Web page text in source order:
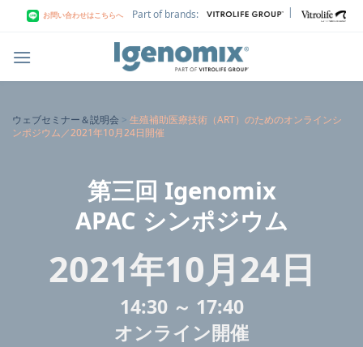
お問い合わせはこちらへ Part of brands: |
ウェブセミナー＆説明会 > 生殖補助医療技術（ART）のためのオンラインシ
ンポジウム／2021年10月24日開催
第三回 Igenomix
APAC シンポジウム
2021年10月24日
14:30 ～ 17:40
オンライン開催